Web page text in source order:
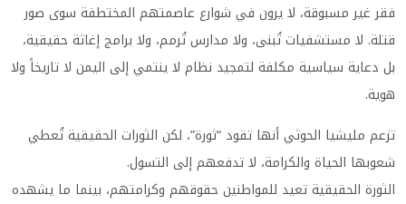
فقر غير مسبوقة، لا يرون في شوارع عاصمتهم المختطفة سوى صور
قتلة. لا مستشفيات تُبنى، ولا مدارس تُرمم، ولا برامج إغاثة حقيقية،
بل دعاية سياسية مكلفة لتمجيد نظام لا ينتمي إلى اليمن لا تاريخاً ولا
هوية.
تزعم مليشيا الحوثي أنها تقود “ثورة”، لكن الثورات الحقيقية تُعطي
شعوبها الحياة والكرامة، لا تدفعهم إلى التسول.
الثورة الحقيقية تعيد للمواطنين حقوقهم وكرامتهم، بينما ما يشهده